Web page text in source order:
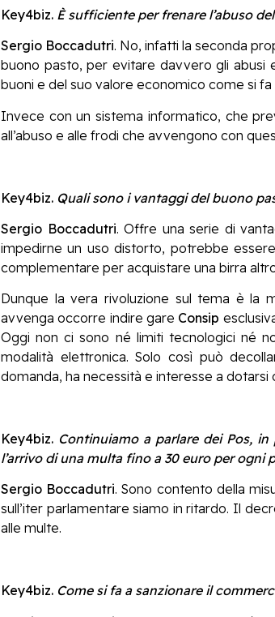
Key4biz. È sufficiente per frenare l’abuso
Sergio Boccadutri. No, infatti la seconda
buono pasto, per evitare davvero gli
buoni e del suo valore economico come si
Invece con un sistema informatico, che
all’abuso e alle frodi che avvengono con
Key4biz. Quali sono i vantaggi del buono
Sergio Boccadutri. Offre una serie di
impedirne un uso distorto, potrebbe
complementare per acquistare una birra
Dunque la vera rivoluzione sul tema è la
avvenga occorre indire gare Consip
Oggi non ci sono né limiti tecnologici né
modalità elettronica. Solo così può
domanda, ha necessità e interesse a dotarsi
Key4biz. Continuiamo a parlare dei Pos,
l’arrivo di una multa fino a 30 euro per
Sergio Boccadutri. Sono contento della
sull’iter parlamentare siamo in ritardo. Il
alle multe.
Key4biz. Come si fa a sanzionare il